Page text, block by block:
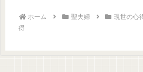
ホーム 聖夫婦 現世の心
得